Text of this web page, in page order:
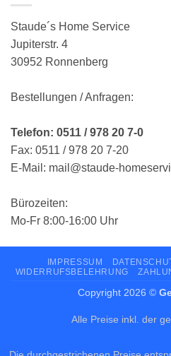
Staude´s Home Service
Jupiterstr. 4
30952 Ronnenberg
Bestellungen / Anfragen:
Telefon: 0511 / 978 20 7-0
Fax: 0511 / 978 20 7-20
E-Mail: mail@staude-
Bürozeiten:
Mo-Fr 8:00-16:00 Uhr
IMPRESSUM
WIDERRUFSBELEHRUNG
Copyright 2026 ©
Alle Preise inkl. der